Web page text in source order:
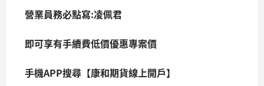
營業員務必點寫:凌佩君
即可享有手續費低價優惠專案價
手機APP搜尋【康和期貨線上開戶】